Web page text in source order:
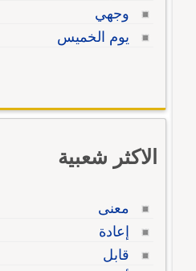
وجهي
يوم الخميس
الاكثر شعبية
معنى
إعادة
قابل